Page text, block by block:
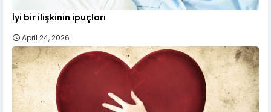
İyi bir ilişkinin ipuçları
April 24, 2026